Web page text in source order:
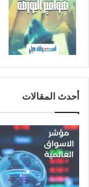
أحدث المقالات